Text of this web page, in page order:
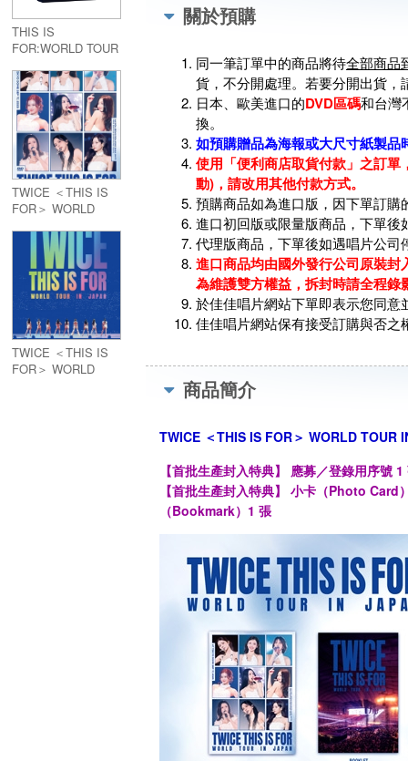
THIS IS
FOR:WORLD TOUR
(2DVD)
TWICE ＜THIS IS
FOR＞ WORLD
(Blu-ray）
TWICE ＜THIS IS
FOR＞ WORLD
關於預購
同一筆訂單中的商品將待全部商品
貨，不分開處理。若要分開出貨，
日本、歐美進口的DVD區碼和台灣
換。
如預購贈品為海報或大尺寸紙製
使用「便利商店取貨付款」之訂
動)，請改用其他付款方式。
預購商品如為進口版，因下單訂
進口初回版或限量版商品，下單
代理版商品，下單後如遇唱片公司
進口商品均由國外發行公司原裝
為維護雙方權益，拆封時請全程
於佳佳唱片網站下單即表示您同意
佳佳唱片網站保有接受訂購與否之
商品簡介
TWICE ＜THIS IS FOR＞ WORLD TOUR
【首批生產封入特典】 應募／登錄用序號 1
【首批生產封入特典】 小卡（Photo
（Bookmark）1 張